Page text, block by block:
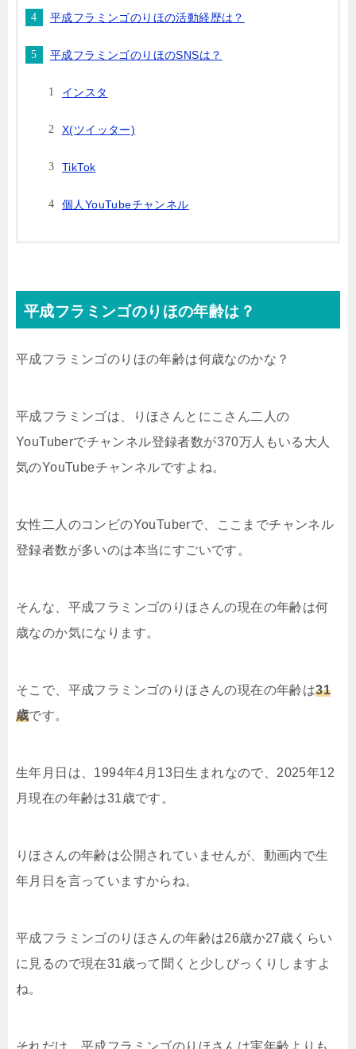
平成フラミンゴのりほの活動経歴は？
平成フラミンゴのりほのSNSは？
インスタ
X(ツイッター)
TikTok
個人YouTubeチャンネル
平成フラミンゴのりほの年齢は？
平成フラミンゴのりほの年齢は何歳なのかな？
平成フラミンゴは、りほさんとにこさん二人の
YouTuberでチャンネル登録者数が370万人もいる大人
気のYouTubeチャンネルですよね。
女性二人のコンビのYouTuberで、ここまでチャンネル
登録者数が多いのは本当にすごいです。
そんな、平成フラミンゴのりほさんの現在の年齢は何
歳なのか気になります。
そこで、平成フラミンゴのりほさんの現在の年齢は31
歳です。
生年月日は、1994年4月13日生まれなので、2025年12
月現在の年齢は31歳です。
りほさんの年齢は公開されていませんが、動画内で生
年月日を言っていますからね。
平成フラミンゴのりほさんの年齢は26歳か27歳くらい
に見るので現在31歳って聞くと少しびっくりしますよ
ね。
それだけ、平成フラミンゴのりほさんは実年齢よりも